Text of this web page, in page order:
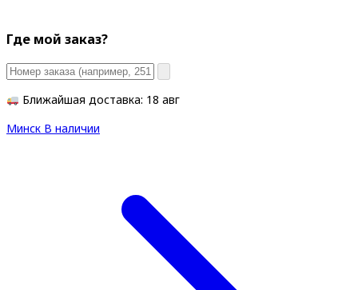
Где мой заказ?
Ближайшая доставка: 18 авг
Минск В наличии